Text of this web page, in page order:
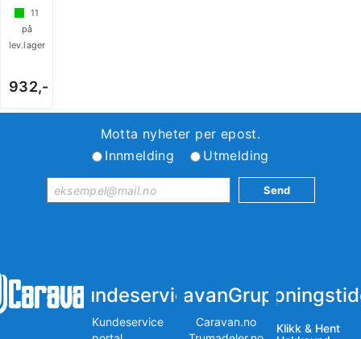
11
på
lev.lager
932,-
Motta nyheter per epost.
Innmelding
Utmelding
Kundeservice
Kundeservice
iCaravanGruppen
Caravan.no
Klikk & Hent